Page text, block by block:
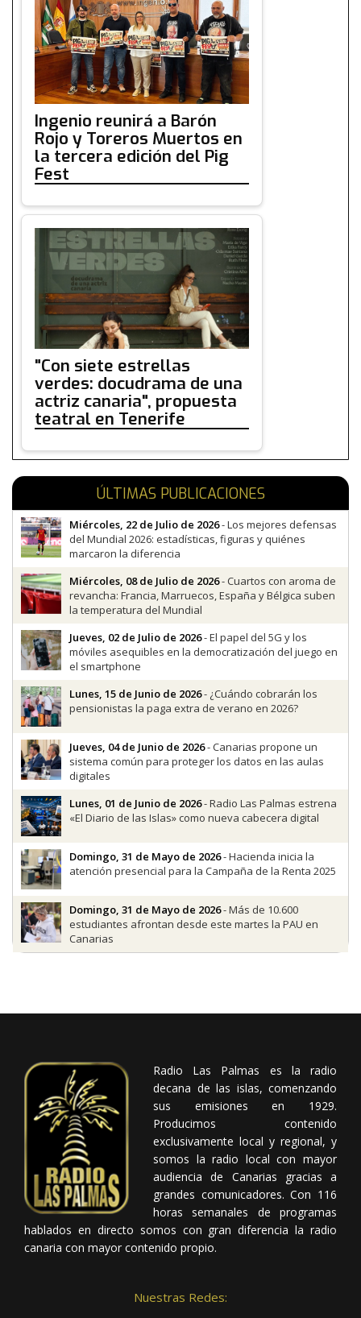
Ingenio reunirá a Barón
Rojo y Toreros Muertos en
la tercera edición del Pig
Fest
"Con siete estrellas
verdes: docudrama de una
actriz canaria", propuesta
teatral en Tenerife
ÚLTIMAS PUBLICACIONES
Miércoles, 22 de Julio de 2026- Los mejores defensas
del Mundial 2026: estadísticas, figuras y quiénes
marcaron la diferencia
Miércoles, 08 de Julio de 2026- Cuartos con aroma de
revancha: Francia, Marruecos, España y Bélgica suben
la temperatura del Mundial
Jueves, 02 de Julio de 2026- El papel del 5G y los
móviles asequibles en la democratización del juego en
el smartphone
Lunes, 15 de Junio de 2026- ¿Cuándo cobrarán los
pensionistas la paga extra de verano en 2026?
Jueves, 04 de Junio de 2026- Canarias propone un
sistema común para proteger los datos en las aulas
digitales
Lunes, 01 de Junio de 2026- Radio Las Palmas estrena
«El Diario de las Islas» como nueva cabecera digital
Domingo, 31 de Mayo de 2026- Hacienda inicia la
atención presencial para la Campaña de la Renta 2025
Domingo, 31 de Mayo de 2026- Más de 10.600
estudiantes afrontan desde este martes la PAU en
Canarias
Radio Las Palmas es la radio
decana de las islas, comenzando
sus emisiones en 1929.
Producimos contenido
exclusivamente local y regional, y
somos la radio local con mayor
audiencia de Canarias gracias a
grandes comunicadores. Con 116
horas semanales de programas
hablados en directo somos con gran diferencia la radio
canaria con mayor contenido propio.
Nuestras Redes: